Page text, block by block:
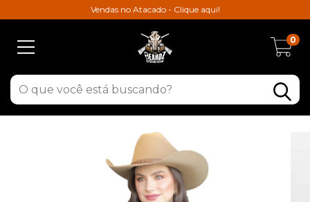
Vendas no Atacado - Clique aqui!
0